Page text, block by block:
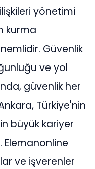
yönetimi
kurma
Güvenlik
ve yol
güvenlik her
Türkiye'nin
büyük kariyer
Elemanonline
ve işverenler